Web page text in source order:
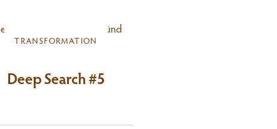
TRANSFORMATION
Deep Search #5